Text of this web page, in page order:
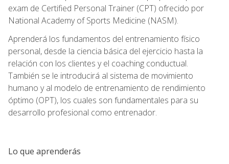
exam de Certified Personal Trainer (CPT) ofrecido por
National Academy of Sports Medicine (NASM).
Aprenderá los fundamentos del entrenamiento físico
personal, desde la ciencia básica del ejercicio hasta la
relación con los clientes y el coaching conductual.
También se le introducirá al sistema de movimiento
humano y al modelo de entrenamiento de rendimiento
óptimo (OPT), los cuales son fundamentales para su
desarrollo profesional como entrenador.
Lo que aprenderás